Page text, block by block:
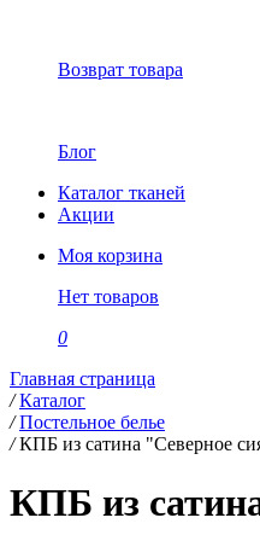
Возврат товара
Блог
Каталог тканей
Акции
Моя корзина
Нет товаров
0
Главная страница
/ Каталог
/ Постельное белье
/ КПБ из сатина "Северное
КПБ из